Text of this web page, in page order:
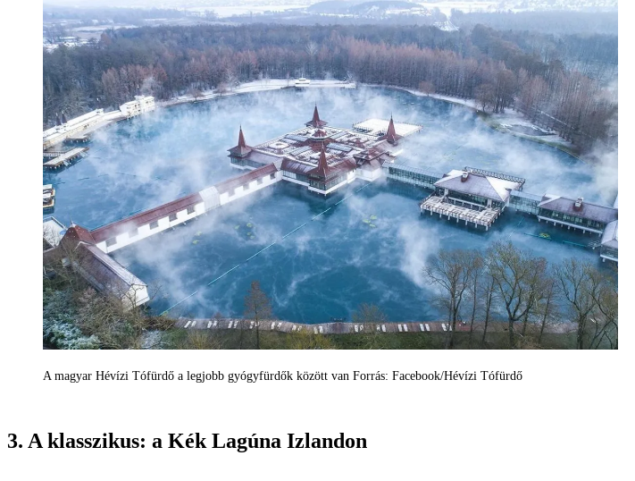
A magyar Hévízi Tófürdő a legjobb gyógyfürdők között van Forrás: Facebook/Hévízi Tófürdő
3. A klasszikus: a Kék Lagúna Izlandon